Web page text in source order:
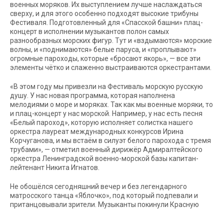
военных моряков. Их выступлением лучше наслаждаться
сверху, и для этого особенно подходят высокие трибуны
Фестиваля. Подготовленный для «Спасской башни» плац-
концерт в исполнении музыкантов полон самых
разнообразных морских фигур. Тут и «вздымаются» морские
волны, и «поднимаются» белые паруса, и «проплывают»
огромные пароходы, которые «бросают якорь», — все эти
элементы чётко и слаженно выстраиваются оркестрантами.
«В этом году мы привезли на Фестиваль морскую русскую
душу. У нас новая программа, которая наполнена
мелодиями о море и моряках. Так как мы военные моряки, то
и плац-концерт у нас морской. Например, у нас есть песня
«Белый пароход», которую исполняет солистка нашего
оркестра лауреат международных конкурсов Ирина
Корчуганова, и мы встаём в силуэт белого парохода с тремя
трубами», — отметил военный дирижёр Адмиралтейского
оркестра Ленинградской военно-морской базы капитан-
лейтенант Никита Игнатов.
Не обошёлся сегодняшний вечер и без легендарного
матросского танца «Яблочко», под который подпевали и
пританцовывали зрители. Музыканты покинули Красную